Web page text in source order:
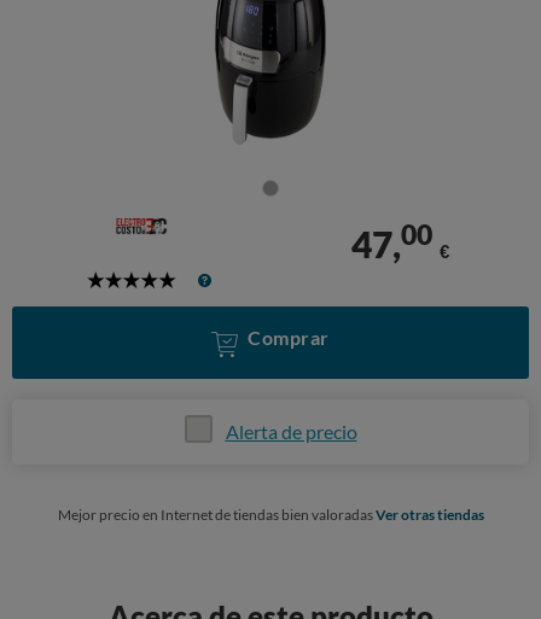
5
47,00
€
Comprar
Alerta de precio
Mejor precio en Internet de tiendas bien valoradasVer otras tiendas